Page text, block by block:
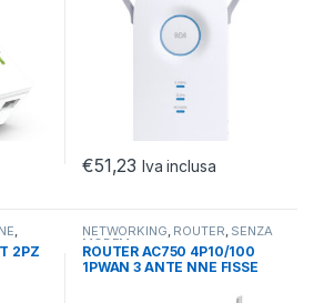
€51,23 Iva inclusa
,
2PZ
NETWORKING, ROUTER, SENZA
MODEM
ROUTER AC750 4P10/100
1PWAN 3 ANTE NNE FISSE